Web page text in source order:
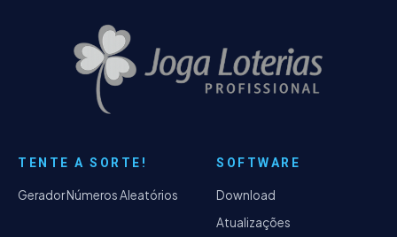
TENTE A SORTE!
Gerador Números Aleatórios
SOFTWARE
Download
Atualizações